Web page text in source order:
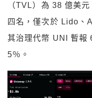
（TVL）為 38 億美
四名，僅次於 Lido、
其治理代幣 UNI 暫報
5％。